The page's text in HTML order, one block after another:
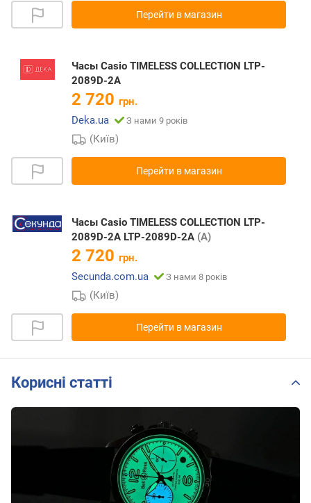
Перейти в магазин
Часы Casio TIMELESS COLLECTION LTP-
2089D-2A
2 720 грн.
Deka.ua
З нами 9 років
(Київ)
Перейти в магазин
Часы Casio TIMELESS COLLECTION LTP-
2089D-2A LTP-2089D-2A (A)
2 720 грн.
Secunda.com.ua
З нами 8 років
(Київ)
Перейти в магазин
Корисні статті